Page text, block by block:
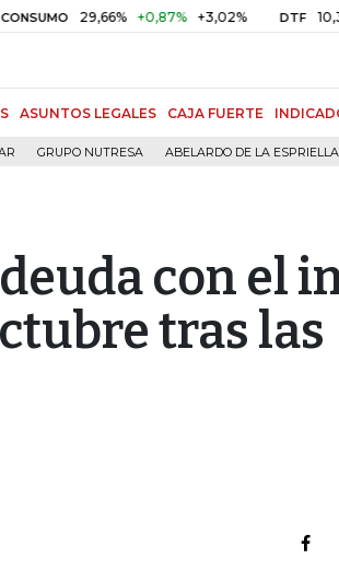
29,66% +0,87% +3,02% DTF 10,34%
ASUNTOS LEGALES CAJA FUERTE
GRUPO NUTRESA ABELARDO DE LA ESPRIELLA
con el
tras las